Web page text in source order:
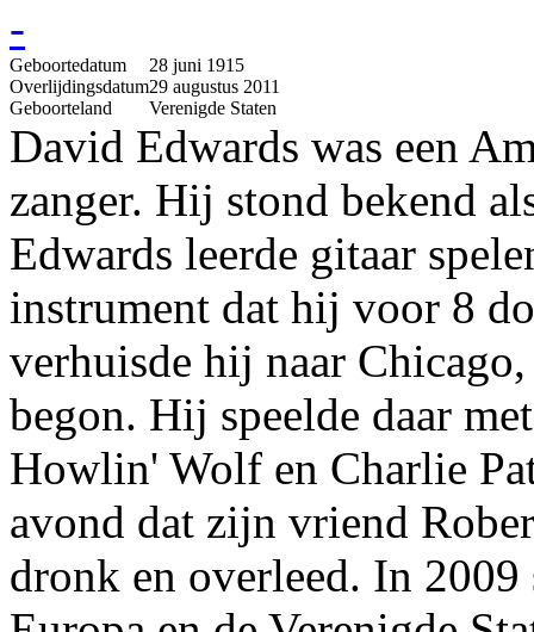
-
Geboortedatum
28 juni 1915
Overlijdingsdatum29 augustus 2011
Geboorteland
Verenigde Staten
David Edwards was een
zanger. Hij stond bekend
Edwards leerde gitaar
instrument dat hij voor 8
verhuisde hij naar
begon. Hij speelde daar
Howlin' Wolf en Charlie
avond dat zijn vriend
dronk en overleed. In